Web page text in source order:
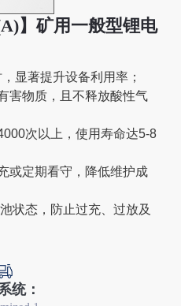
】矿用一般型锂电
显著提升设备利用率‌；
害物质，且不释放酸性气
次以上，使用寿命达5-8
或定期看守，降低维护成
状态，防止过充、过放及
统：